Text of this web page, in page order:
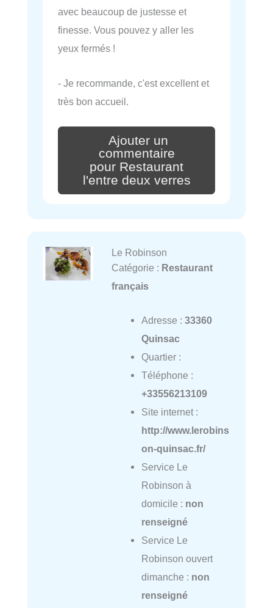
avec beaucoup de justesse et
finesse. Vous pouvez y aller les
yeux fermés !
- Je recommande, c'est excellent et
très bon accueil.
Ajouter un
commentaire
pour Restaurant
l'entre deux verres
Le Robinson
Catégorie : Restaurant
français
Adresse : 33360
Quinsac
Quartier :
Téléphone :
+33556213109
Site internet :
http://www.lerobins
on-quinsac.fr/
Service Le
Robinson à
domicile : non
renseigné
Service Le
Robinson ouvert
dimanche : non
renseigné